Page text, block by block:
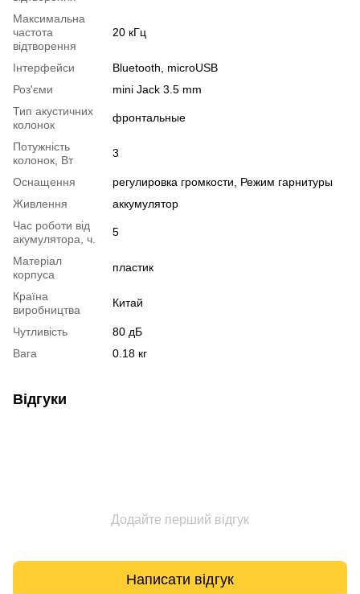
Максимальна
частота
відтворення
20 кГц
Інтерфейси
Bluetooth, microUSB
Роз'єми
mini Jack 3.5 mm
Тип акустичних
колонок
фронтальные
Потужність
колонок, Вт
3
Оснащення
регулировка громкости, Режим гарнитуры
Живлення
аккумулятор
Час роботи від
акумулятора, ч.
5
Матеріал
корпуса
пластик
Країна
виробництва
Китай
Чутливість
80 дБ
Вага
0.18 кг
Відгуки
Додайте перший відгук
Написати відгук